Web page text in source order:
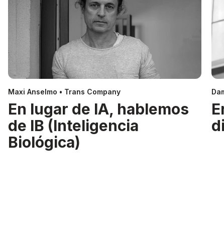
Maxi Anselmo • Trans Company
En lugar de IA, hablemos
de IB (Inteligencia
Biológica)